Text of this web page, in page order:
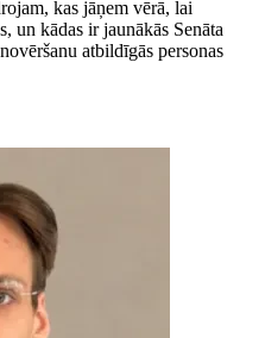
kas jāņem vērā, lai
un kādas ir jaunākās Senāta
atbildīgās personas